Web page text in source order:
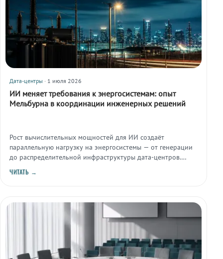
Дата-центры · 1 июля 2026
ИИ меняет требования к энергосистемам: опыт
Мельбурна в координации инженерных решений
Рост вычислительных мощностей для ИИ создаёт
параллельную нагрузку на энергосистемы — от генерации
до распределительной инфраструктуры дата-центров.
координации между энергетикой, инфраструктурой и
ЧИТАТЬ →